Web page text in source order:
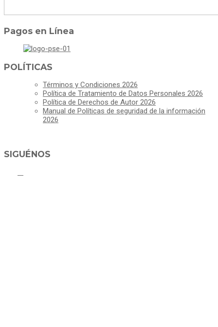
Pagos en Línea
POLÍTICAS
Términos y Condiciones 2026
Política de Tratamiento de Datos Personales 2026
Política de Derechos de Autor 2026
Manual de Políticas de seguridad de la información
2026
SIGUÉNOS